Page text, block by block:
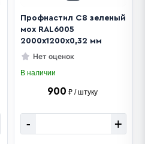
В наличии
Профнастил С8 зеленый
мох RAL6005
2000х1200х0,32 мм
Нет оценок
900 ₽ / штуку
- +